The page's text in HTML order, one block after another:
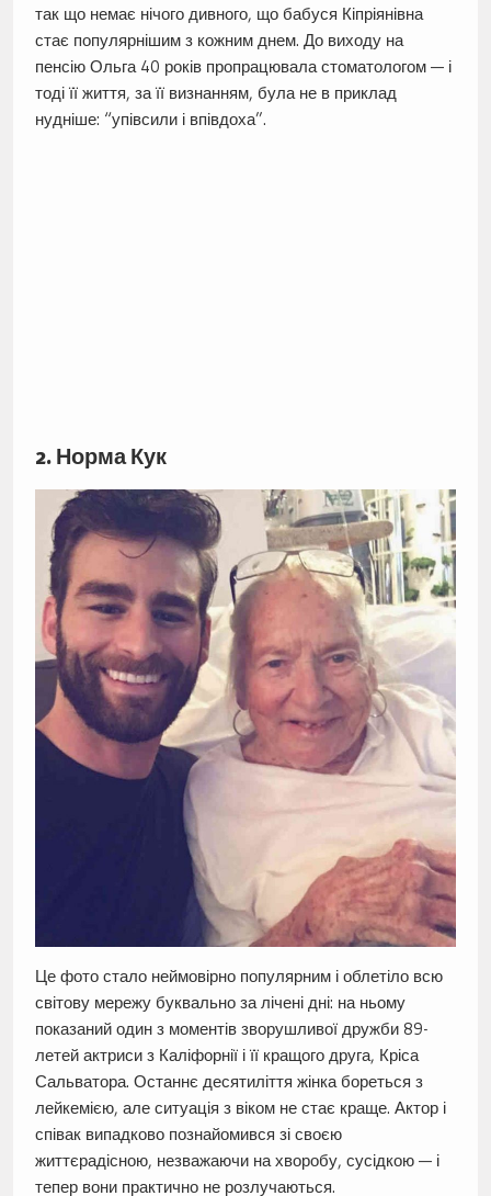
так що немає нічого дивного, що бабуся Кіпріянівна
стає популярнішим з кожним днем. До виходу на
пенсію Ольга 40 років пропрацювала стоматологом — і
тоді її життя, за її визнанням, була не в приклад
нудніше: “упівсили і впівдоха”.
2. Норма Кук
Це фото стало неймовірно популярним і облетіло всю
світову мережу буквально за лічені дні: на ньому
показаний один з моментів зворушливої дружби 89-
летей актриси з Каліфорнії і її кращого друга, Кріса
Сальватора. Останнє десятиліття жінка бореться з
лейкемією, але ситуація з віком не стає краще. Актор і
співак випадково познайомився зі своєю
життєрадісною, незважаючи на хворобу, сусідкою — і
тепер вони практично не розлучаються.